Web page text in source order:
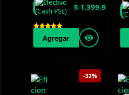
$ 1.399.900
Agregar
-32%